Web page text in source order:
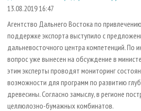
СУШКА ДРЕВЕСИНЫ
ПРОИЗВОДСТВО ДРЕВЕСНЫХ ПЛИТ
ДЕРЕВЯННОЕ ДОМОСТРОЕНИЕ
ПРОИЗВОДСТВО МЕБЕЛИ
БИОЭНЕРГЕТИКА
ЦБП
ИНСТРУМЕНТ И МАТЕРИАЛЫ
ПЕРСОНЫ
МОБИЛЬНЫЕ ВЫСТАВКИ
ОФИЦИАЛЬНЫЕ ДЕЛЕГАЦИИ
ПРИОРИТЕТНЫЕ ИНВЕСТПРОЕКТЫ
RUSSIAN FORESTRY REVIEW
ГАЗЕТА ЛЕСПРОМФОРУМ
БИБЛИОТЕКА СПЕЦИАЛИСТА
КОНТАКТЫ
РЕКЛАМА
РЕКЛАМА НА САЙТЕ
13.08.2019 16:47
Агентство Дальнего Востока по
поддержке экспорта выступило с
дальневосточного центра компетенций. По
вопрос уже вынесен на обсуждение в
этим эксперты проводят мониторинг
возможности для программ по развитию
древесины. Согласно замыслу, в регионе
целлюлозно-бумажных комбинатов.